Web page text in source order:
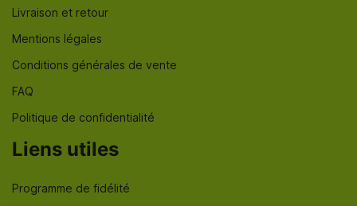
Livraison et retour
Mentions légales
Conditions générales de vente
FAQ
Politique de confidentialité
Liens utiles
Programme de fidélité